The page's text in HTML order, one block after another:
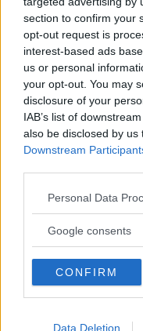
section to confirm your
opt-out request is
interest-based ads
us or personal
your opt-out. You may
disclosure of your
IAB’s list of
also be disclosed by
Downstream
Please note that this
not limited to your visit
use your data for
consent section.
Personal Data
Google consents
CONFIRM
Data Deletion
Corsi